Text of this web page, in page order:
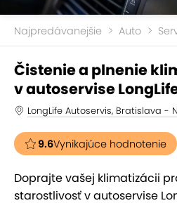
Najpredávanejšie Auto
Čistenie a plnenie
v autoservise
LongLife Autoservis, Bratislava -
9.6Vynikajúce hodnotenie
Doprajte vašej klimatizácii
starostlivosť v autoservise